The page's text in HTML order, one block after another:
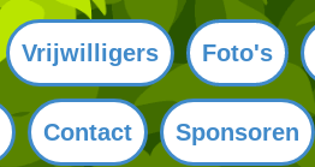
Vrijwilligers Foto's
Contact Sponsoren